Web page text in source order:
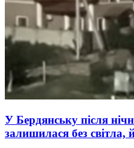
У Бердянську після
залишилася без